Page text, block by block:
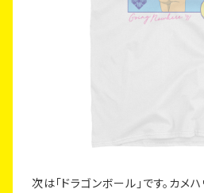
次は「ドラゴンボール」です。カメ